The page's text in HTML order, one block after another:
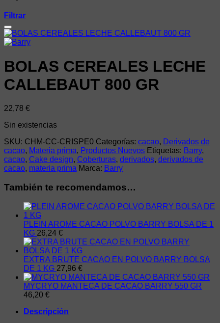
Filtrar
Añadir a la lista de deseos
BOLAS CEREALES LECHE
CALLEBAUT 800 GR
22,78 €
Sin existencias
SKU: CHM-CC-CRISPE0 Categorías: cacao, Derivados de
cacao, Materia prima, Productos Nuevos Etiquetas: Barry,
cacao, Cake design, Coberturas, derivados, derivados de
cacao, materia prima Marca: Barry
También te recomendamos…
PLEIN AROME CACAO POLVO BARRY BOLSA DE 1
KG 26,24 €
EXTRA BRUTE CACAO EN POLVO BARRY BOLSA
DE 1 KG 27,96 €
MYCRYO MANTECA DE CACAO BARRY 550 GR
46,20 €
Descripción